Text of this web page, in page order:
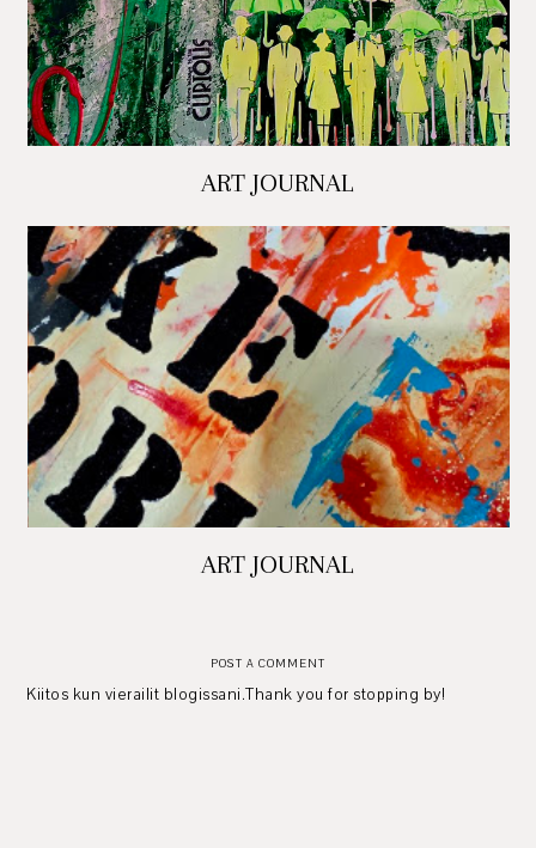
ART JOURNAL
ART JOURNAL
POST A COMMENT
Kiitos kun vierailit blogissani.Thank you for stopping by!